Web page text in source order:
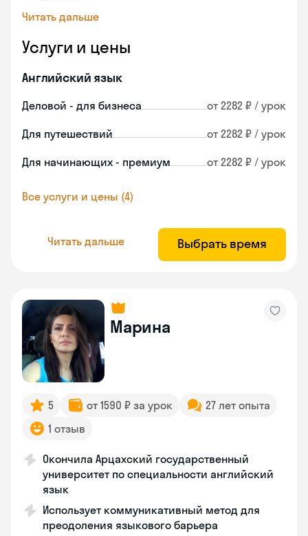
Читать дальше
Услуги и цены
Английский язык
Деловой - для бизнеса от 2282 ₽ / урок
Для путешествий от 2282 ₽ / урок
Для начинающих - премиум от 2282 ₽ / урок
Все услуги и цены (4)
Читать дальше Выбрать время
Марина
5 от 1590 ₽ за урок
27 лет опыта
1 отзыв
Окончила Арцахский государственный
университет по специальности английский
язык
Использует коммуникативный метод для
преодоления языкового барьера